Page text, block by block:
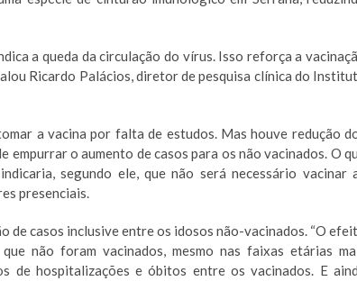
a queda da circulação do vírus. Isso reforça a
Ricardo Palácios, diretor de pesquisa clínica do
a vacina por falta de estudos. Mas houve redução
empurrar o aumento de casos para os não vacinados. O
segundo ele, que não será necessário vacinar
presenciais.
casos inclusive entre os idosos não-vacinados. “O
não foram vacinados, mesmo nas faixas etárias
de hospitalizações e óbitos entre os vacinados. E